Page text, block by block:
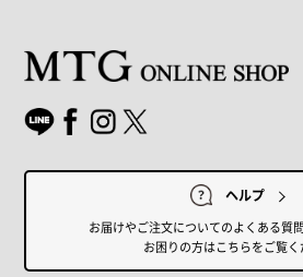
ヘルプ
お届けやご注文についてのよくある質
お困りの方はこちらをご覧く